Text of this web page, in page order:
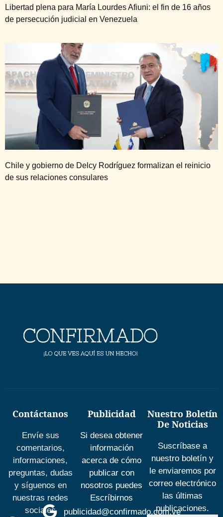
Libertad plena para María Lourdes Afiuni: el fin de 16 años
de persecución judicial en Venezuela
Chile y gobierno de Delcy Rodríguez formalizan el reinicio
de sus relaciones consulares
Contáctanos
Envíe sus
comentarios,
informaciones,
preguntas, dudas
y síguenos en
nuestras redes
sociales
Publicidad
Si desea obtener
información
acerca de cómo
publicar con
nosotros puedes
Escríbirnos
publicidad@confirmado.com.ve
Nuestro Boletín
De Noticias
Suscríbase a
nuestro boletín y
le enviaremos por
correo electrónico
las últimas
publicaciones.